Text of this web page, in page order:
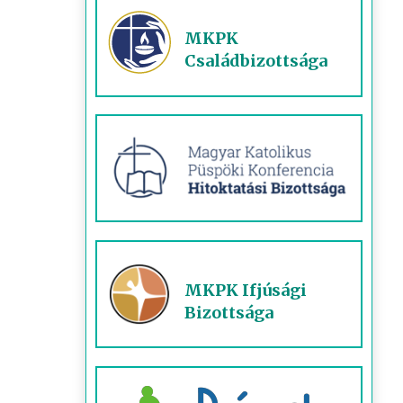
MKPK
Családbizottsága
MKPK Ifjúsági
Bizottsága